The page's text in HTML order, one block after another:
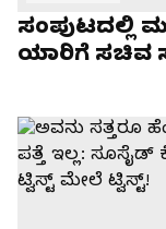
ಸಂಪುಟದಲ್ಲಿ
ಯಾರಿಗೆ ಸಚಿವ